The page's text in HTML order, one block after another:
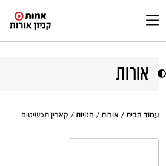
אורות
עמוד הבית / אורות / חנויות / קארין תכשיטים